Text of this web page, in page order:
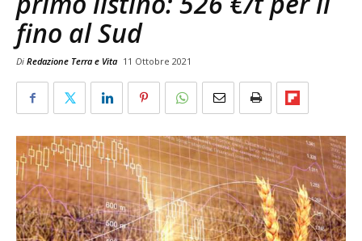
fino al Sud
Di Redazione Terra e Vita 11 Ottobre 2021